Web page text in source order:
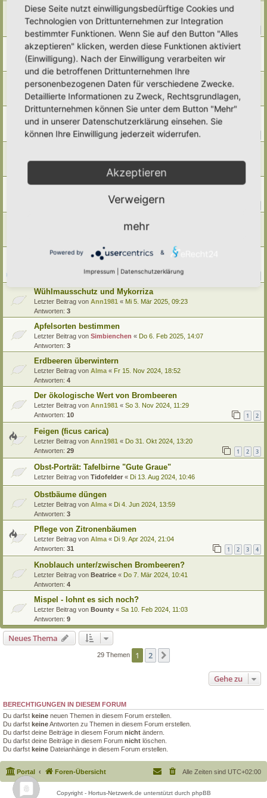
Pfirsich
Letzter Beitrag vonAlma« Sa 15. Nov 2025, 07:16
Antworten:
13
Fallobst entfernen?
Letzter Beitrag von Poco Loco« Fr 14. Nov 2025, 22:53
Antworten:
5
Walnüsse
Letzter Beitrag von
Antworten: 7
Quitten
Letzter Beitrag vonAnn1981 «Mo 27. Okt 2025, 19:15
Antworten:12
Letzter Beitrag vonAmarille«Mi 17. Sep 2025, 16:00
Wein
Ann1981
Do 14. Aug 2025, 09:23
Mi 16. Jul 2025, 18:29
Mirabelle? Kirschpflaume?
Wühlmausschutz und Mykorriza
Letzter Beitrag von Ann1981 « Mi 5. Mär 2025, 09:23
Antworten: 3
Apfelsorten bestimmen
Letzter Beitrag von Simbienchen « Do 6. Feb 2025, 14:07
Antworten: 3
Erdbeeren überwintern
Letzter Beitrag von Alma « Fr 15. Nov 2024, 18:52
Antworten: 4
Der ökologische Wert von Brombeeren
Letzter Beitrag von Ann1981 « So 3. Nov 2024, 11:29
Antworten: 10 1 2
Feigen (ficus carica)
Letzter Beitrag von Ann1981 « Do 31. Okt 2024, 13:20
Antworten: 29 1 2 3
Obst-Porträt: Tafelbirne "Gute Graue"
Letzter Beitrag von Tidofelder « Di 13. Aug 2024, 10:46
Obstbäume düngen
Letzter Beitrag von Alma « Di 4. Jun 2024, 13:59
Antworten: 3
Pflege von Zitronenbäumen
Letzter Beitrag von Alma « Di 9. Apr 2024, 21:04
Antworten: 31 1 2 3 4
Knoblauch unter/zwischen Brombeeren?
Letzter Beitrag von Beatrice « Do 7. Mär 2024, 10:41
Antworten: 4
Mispel - lohnt es sich noch?
Letzter Beitrag von Bounty « Sa 10. Feb 2024, 11:03
Antworten: 9
Neues Thema
29 Themen 1 2
Gehe zu
BERECHTIGUNGEN IN DIESEM FORUM
Du darfst keine neuen Themen in diesem Forum erstellen.
Du darfst keineAntworten zu Themen in diesem Forum erstellen.
Du darfst deine Beiträge in diesem Forum nicht ändern.
Du darfst deine Beiträge in diesem Forum nicht löschen.
Du darfst keine Dateianhänge in diesem Forum erstellen.
Portal Foren-Übersicht Alle Zeiten sind UTC+02:00
Copyright - Hortus-Netzwerk.de unterstützt durch phpBB
Diese Seite nutzt einwilligungsbedürftige Cookies und
Technologien von Drittunternehmen zur Integration
bestimmter Funktionen. Wenn Sie auf den Button "Alles
akzeptieren" klicken, werden diese Funktionen aktiviert
(Einwilligung). Nach der Einwilligung verarbeiten wir
und die betroffenen Drittunternehmen Ihre
personenbezogenen Daten für verschiedene Zwecke.
Detaillierte Informationen zu Zweck, Rechtsgrundlagen,
Drittunternehmen können Sie unter dem Button "Mehr"
und in unserer Datenschutzerklärung einsehen. Sie
können Ihre Einwilligung jederzeit widerrufen.
Akzeptieren
Verweigern
mehr
Powered by &
Impressum Datenschutzerklärung